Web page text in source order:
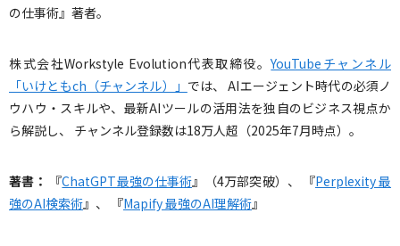
の仕事術』著者。
株式会社Workstyle Evolution代表取締役。YouTubeチャンネル
「いけともch（チャンネル）」 では、 AIエージェント時代の必須ノ
ウハウ・スキルや、最新AIツールの活用法を独自のビジネス視点か
ら解説し、 チャンネル登録数は18万人超（2025年7月時点）。
著書： 『ChatGPT最強の仕事術』（4万部突破）、 『Perplexity 最
強のAI検索術』、 『Mapify 最強のAI理解術』